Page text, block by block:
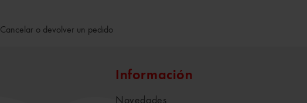
Cancelar o devolver un pedido
Información
Novedades